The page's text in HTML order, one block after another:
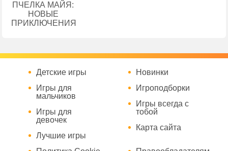
ПЧЕЛКА МАЙЯ:
НОВЫЕ
ПРИКЛЮЧЕНИЯ
Детские игры
Игры для
мальчиков
Игры для
девочек
Лучшие игры
Новинки
Игроподборки
Игры всегда с
тобой
Карта сайта